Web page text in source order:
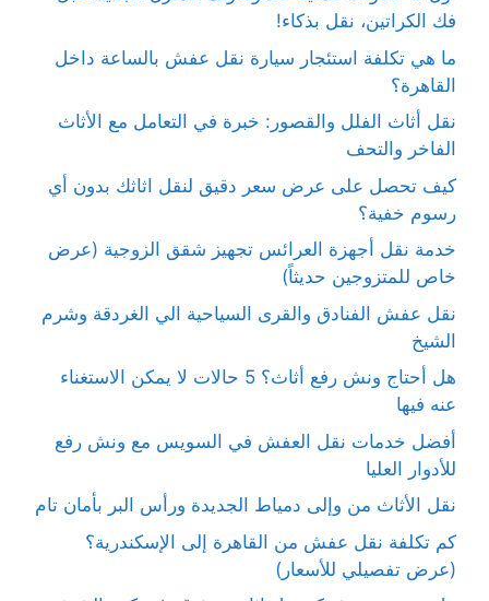
فك الكراتين، نقل بذكاء!
ما هي تكلفة استئجار سيارة نقل عفش بالساعة داخل
القاهرة؟
نقل أثاث الفلل والقصور: خبرة في التعامل مع الأثاث
الفاخر والتحف
كيف تحصل على عرض سعر دقيق لنقل اثاثك بدون أي
رسوم خفية؟
خدمة نقل أجهزة العرائس تجهيز شقق الزوجية (عرض
خاص للمتزوجين حديثاً)
نقل عفش الفنادق والقرى السياحية الي الغردقة وشرم
الشيخ
هل أحتاج ونش رفع أثاث؟ 5 حالات لا يمكن الاستغناء
عنه فيها
أفضل خدمات نقل العفش في السويس مع ونش رفع
للأدوار العليا
نقل الأثاث من وإلى دمياط الجديدة ورأس البر بأمان تام
كم تكلفة نقل عفش من القاهرة إلى الإسكندرية؟
(عرض تفصيلي للأسعار)